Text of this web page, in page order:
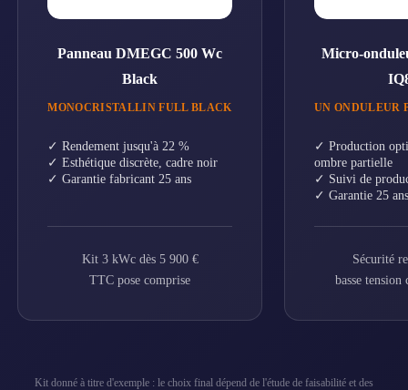
Panneau DMEGC 500 Wc
Black
MONOCRISTALLIN FULL BLACK
✓ Rendement jusqu'à 22 %
✓ Esthétique discrète, cadre noir
✓ Garantie fabricant 25 ans
Kit 3 kWc dès 5 900 €
TTC pose comprise
Micro-
UN ONDULEUR
✓ Production
ombre partielle
✓ Suivi de
✓ Garantie 25 ans
Sécurité
basse
Kit donné à titre d'exemple : le choix final dépend de l'étude de faisabilité et des